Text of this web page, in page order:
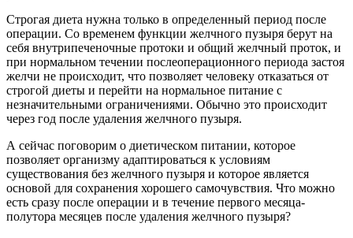
Строгая диета нужна только в определенный период после
операции. Со временем функции желчного пузыря берут на
себя внутрипеченочные протоки и общий желчный проток, и
при нормальном течении послеоперационного периода застоя
желчи не происходит, что позволяет человеку отказаться от
строгой диеты и перейти на нормальное питание с
незначительными ограничениями. Обычно это происходит
через год после удаления желчного пузыря.
А сейчас поговорим о диетическом питании, которое
позволяет организму адаптироваться к условиям
существования без желчного пузыря и которое является
основой для сохранения хорошего самочувствия. Что можно
есть сразу после операции и в течение первого месяца-
полутора месяцев после удаления желчного пузыря?